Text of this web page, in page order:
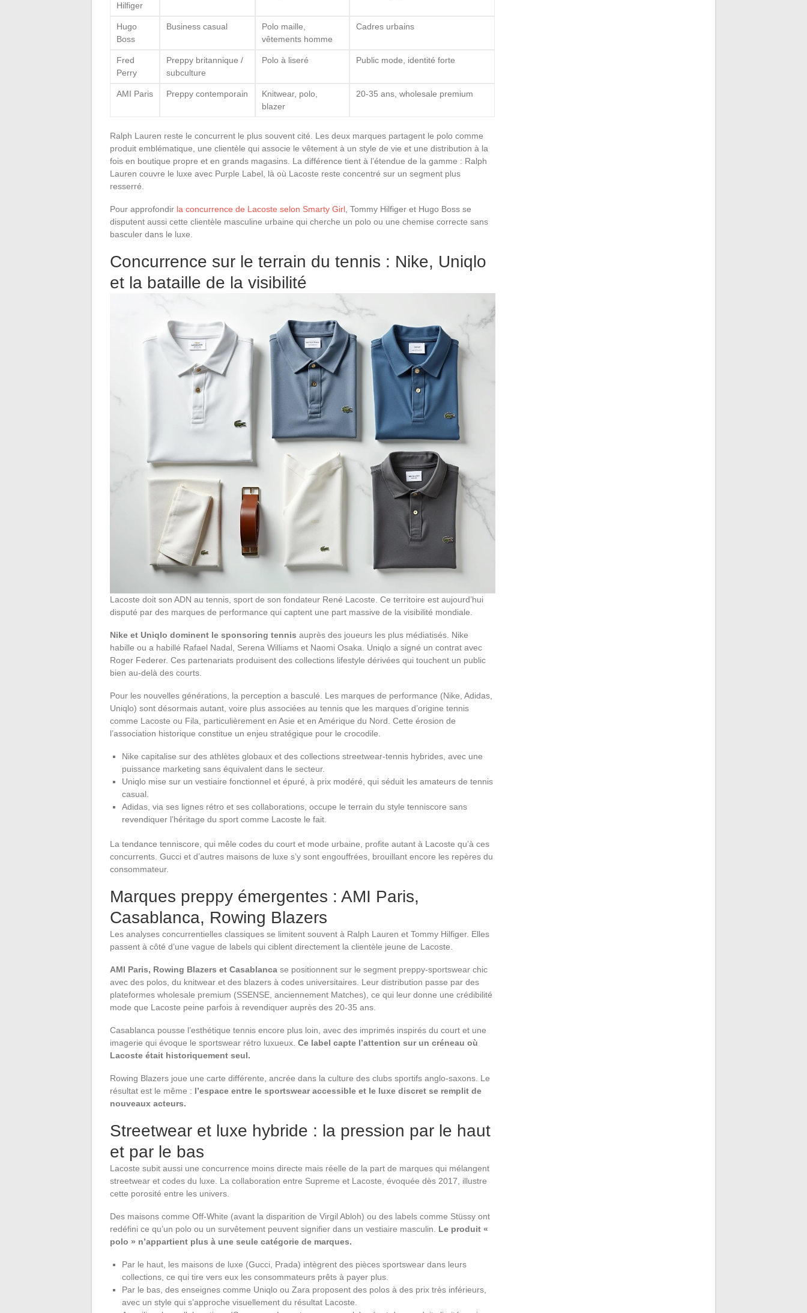
Hilfiger
Hugo
Boss
Business casual
Polo maille,
vêtements homme
Cadres urbains
Fred
Perry
Preppy britannique /
subculture
Polo à liseré Public mode, identité forte
AMI Paris Preppy contemporain
Knitwear, polo,
blazer
20-35 ans, wholesale premium
Ralph Lauren reste le concurrent le plus souvent cité. Les deux marques partagent le polo comme
produit emblématique, une clientèle qui associe le vêtement à un style de vie et une distribution à la
fois en boutique propre et en grands magasins. La différence tient à l’étendue de la gamme : Ralph
Lauren couvre le luxe avec Purple Label, là où Lacoste reste concentré sur un segment plus
resserré.
Pour approfondir la concurrence de Lacoste selon Smarty Girl, Tommy Hilfiger et Hugo Boss se
disputent aussi cette clientèle masculine urbaine qui cherche un polo ou une chemise correcte sans
basculer dans le luxe.
Concurrence sur le terrain du tennis : Nike, Uniqlo
et la bataille de la visibilité
Lacoste doit son ADN au tennis, sport de son fondateur René Lacoste. Ce territoire est aujourd’hui
disputé par des marques de performance qui captent une part massive de la visibilité mondiale.
Nike et Uniqlo dominent le sponsoring tennis auprès des joueurs les plus médiatisés. Nike
habille ou a habillé Rafael Nadal, Serena Williams et Naomi Osaka. Uniqlo a signé un contrat avec
Roger Federer. Ces partenariats produisent des collections lifestyle dérivées qui touchent un public
bien au-delà des courts.
Pour les nouvelles générations, la perception a basculé. Les marques de performance (Nike, Adidas,
Uniqlo) sont désormais autant, voire plus associées au tennis que les marques d’origine tennis
comme Lacoste ou Fila, particulièrement en Asie et en Amérique du Nord. Cette érosion de
l’association historique constitue un enjeu stratégique pour le crocodile.
Nike capitalise sur des athlètes globaux et des collections streetwear-tennis hybrides, avec une
puissance marketing sans équivalent dans le secteur.
Uniqlo mise sur un vestiaire fonctionnel et épuré, à prix modéré, qui séduit les amateurs de tennis
casual.
Adidas, via ses lignes rétro et ses collaborations, occupe le terrain du style tenniscore sans
revendiquer l’héritage du sport comme Lacoste le fait.
La tendance tenniscore, qui mêle codes du court et mode urbaine, profite autant à Lacoste qu’à ces
concurrents. Gucci et d’autres maisons de luxe s’y sont engouffrées, brouillant encore les repères du
consommateur.
Marques preppy émergentes : AMI Paris,
Casablanca, Rowing Blazers
Les analyses concurrentielles classiques se limitent souvent à Ralph Lauren et Tommy Hilfiger. Elles
passent à côté d’une vague de labels qui ciblent directement la clientèle jeune de Lacoste.
AMI Paris, Rowing Blazers et Casablanca se positionnent sur le segment preppy-sportswear chic
avec des polos, du knitwear et des blazers à codes universitaires. Leur distribution passe par des
plateformes wholesale premium (SSENSE, anciennement Matches), ce qui leur donne une crédibilité
mode que Lacoste peine parfois à revendiquer auprès des 20-35 ans.
Casablanca pousse l’esthétique tennis encore plus loin, avec des imprimés inspirés du court et une
imagerie qui évoque le sportswear rétro luxueux. Ce label capte l’attention sur un créneau où
Lacoste était historiquement seul.
Rowing Blazers joue une carte différente, ancrée dans la culture des clubs sportifs anglo-saxons. Le
résultat est le même : l’espace entre le sportswear accessible et le luxe discret se remplit de
nouveaux acteurs.
Streetwear et luxe hybride : la pression par le haut
et par le bas
Lacoste subit aussi une concurrence moins directe mais réelle de la part de marques qui mélangent
streetwear et codes du luxe. La collaboration entre Supreme et Lacoste, évoquée dès 2017, illustre
cette porosité entre les univers.
Des maisons comme Off-White (avant la disparition de Virgil Abloh) ou des labels comme Stüssy ont
redéfini ce qu’un polo ou un survêtement peuvent signifier dans un vestiaire masculin. Le produit «
polo » n’appartient plus à une seule catégorie de marques.
Par le haut, les maisons de luxe (Gucci, Prada) intègrent des pièces sportswear dans leurs
collections, ce qui tire vers eux les consommateurs prêts à payer plus.
Par le bas, des enseignes comme Uniqlo ou Zara proposent des polos à des prix très inférieurs,
avec un style qui s’approche visuellement du résultat Lacoste.